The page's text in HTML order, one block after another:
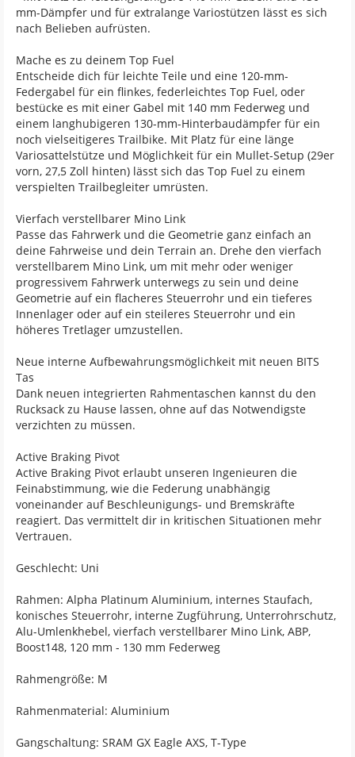
mm-Dämpfer und für extralange Variostützen lässt es sich
nach Belieben aufrüsten.
Mache es zu deinem Top Fuel
Entscheide dich für leichte Teile und eine 120-mm-
Federgabel für ein flinkes, federleichtes Top Fuel, oder
bestücke es mit einer Gabel mit 140 mm Federweg und
einem langhubigeren 130-mm-Hinterbaudämpfer für ein
noch vielseitigeres Trailbike. Mit Platz für eine länge
Variosattelstütze und Möglichkeit für ein Mullet-Setup (29er
vorn, 27,5 Zoll hinten) lässt sich das Top Fuel zu einem
verspielten Trailbegleiter umrüsten.
Vierfach verstellbarer Mino Link
Passe das Fahrwerk und die Geometrie ganz einfach an
deine Fahrweise und dein Terrain an. Drehe den vierfach
verstellbarem Mino Link, um mit mehr oder weniger
progressivem Fahrwerk unterwegs zu sein und deine
Geometrie auf ein flacheres Steuerrohr und ein tieferes
Innenlager oder auf ein steileres Steuerrohr und ein
höheres Tretlager umzustellen.
Neue interne Aufbewahrungsmöglichkeit mit neuen BITS
Tas
Dank neuen integrierten Rahmentaschen kannst du den
Rucksack zu Hause lassen, ohne auf das Notwendigste
verzichten zu müssen.
Active Braking Pivot
Active Braking Pivot erlaubt unseren Ingenieuren die
Feinabstimmung, wie die Federung unabhängig
voneinander auf Beschleunigungs- und Bremskräfte
reagiert. Das vermittelt dir in kritischen Situationen mehr
Vertrauen.
Geschlecht: Uni
Rahmen: Alpha Platinum Aluminium, internes Staufach,
konisches Steuerrohr, interne Zugführung, Unterrohrschutz,
Alu-Umlenkhebel, vierfach verstellbarer Mino Link, ABP,
Boost148, 120 mm - 130 mm Federweg
Rahmengröße: M
Rahmenmaterial: Aluminium
Gangschaltung: SRAM GX Eagle AXS, T-Type